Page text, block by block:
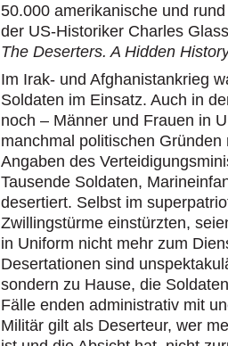
50.000 amerikanische und
der US-Historiker Charles
The Deserters. A Hidden
Im Irak- und Afghanistankrieg
Soldaten im Einsatz. Auch in
noch – Männer und Frauen in
manchmal politischen
Angaben des
Tausende Soldaten,
desertiert. Selbst im
Zwillingstürme einstürzten,
in Uniform nicht mehr zum
Desertationen sind
sondern zu Hause, die
Fälle enden administrativ mit
Militär gilt als Deserteur, wer